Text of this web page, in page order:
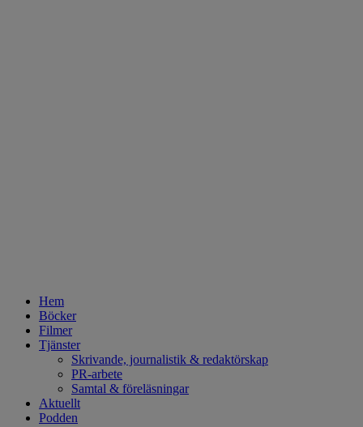
Hem
Böcker
Filmer
Tjänster
Skrivande, journalistik & redaktörskap
PR-arbete
Samtal & föreläsningar
Aktuellt
Podden